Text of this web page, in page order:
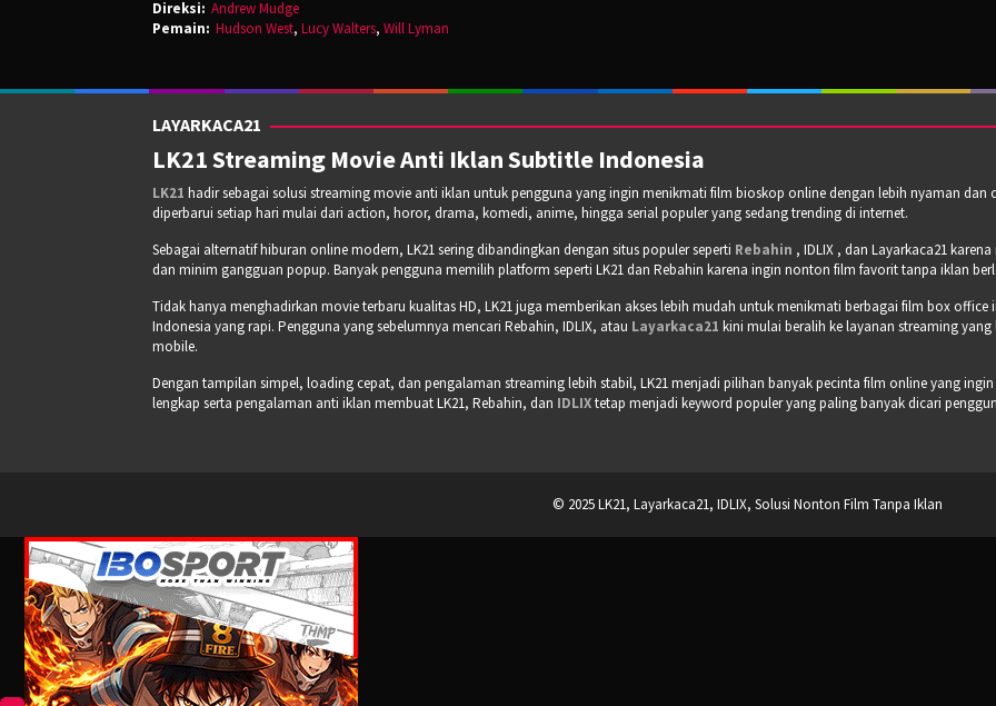
Direksi: Andrew Mudge
Pemain: Hudson West, Lucy Walters, Will Lyman
LAYARKACA21
LK21 Streaming Movie Anti Iklan Subtitle Indonesia
LK21 hadir sebagai solusi streaming movie anti iklan untuk pengguna yang ingin menikmati film bioskop online dengan lebih nyaman dan
diperbarui setiap hari mulai dari action, horor, drama, komedi, anime, hingga serial populer yang sedang trending di internet.
Sebagai alternatif hiburan online modern, LK21 sering dibandingkan dengan situs populer seperti Rebahin , IDLIX , dan Layarkaca21
dan minim gangguan popup. Banyak pengguna memilih platform seperti LK21 dan Rebahin karena ingin nonton film favorit tanpa iklan
Tidak hanya menghadirkan movie terbaru kualitas HD, LK21 juga memberikan akses lebih mudah untuk menikmati berbagai film box
Indonesia yang rapi. Pengguna yang sebelumnya mencari Rebahin, IDLIX, atau Layarkaca21 kini mulai beralih ke layanan streaming
mobile.
Dengan tampilan simpel, loading cepat, dan pengalaman streaming lebih stabil, LK21 menjadi pilihan banyak pecinta film online yang
lengkap serta pengalaman anti iklan membuat LK21, Rebahin, dan IDLIXtetap menjadi keyword populer yang paling banyak dicari
© 2025 LK21, Layarkaca21, IDLIX, Solusi Nonton Film Tanpa Iklan